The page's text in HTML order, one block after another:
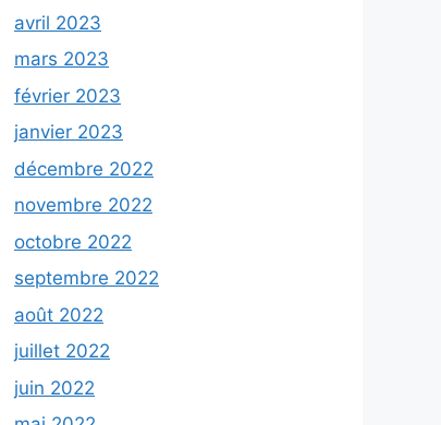
avril 2023
mars 2023
février 2023
janvier 2023
décembre 2022
novembre 2022
octobre 2022
septembre 2022
août 2022
juillet 2022
juin 2022